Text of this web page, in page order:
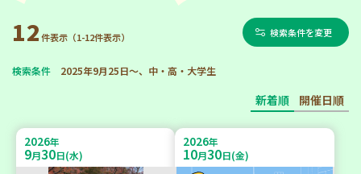
12件表示（1-12件表示） 検索条件を変更
検索条件 2025年9月25日～、中・高・大学生
新着順 開催日順
2026年
9月30日(水)
2026年
10月30日(金)